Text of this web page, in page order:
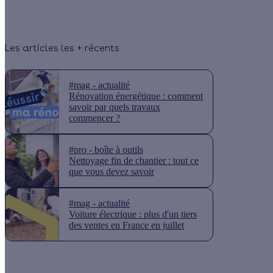
Les articles les + récents
#mag - actualité
Rénovation énergétique : comment
savoir par quels travaux
commencer ?
#pro - boîte à outils
Nettoyage fin de chantier : tout ce
que vous devez savoir
#mag - actualité
Voiture électrique : plus d'un tiers
des ventes en France en juillet